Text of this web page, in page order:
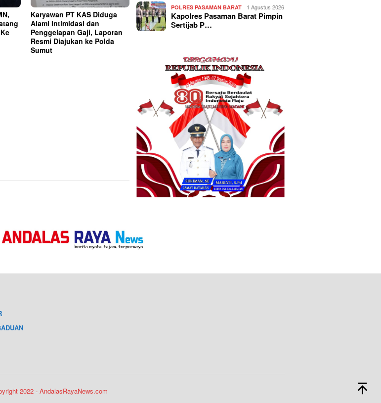
Karyawan PT KAS Diduga
Alami Intimidasi dan
Penggelapan Gaji, Laporan
Resmi Diajukan ke Polda
Sumut
POLRES PASAMAN BARAT 1 Agustus 2026
Kapolres Pasaman Barat Pimpin
Sertijab P…
2022 - AndalasRayaNews.com